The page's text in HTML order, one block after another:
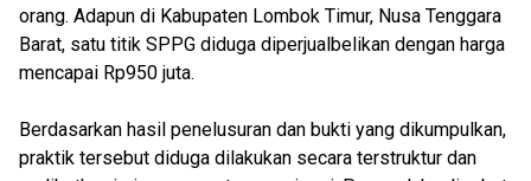
orang. Adapun di Kabupaten Lombok Timur, Nusa Tenggara
Barat, satu titik SPPG diduga diperjualbelikan dengan harga
mencapai Rp950 juta.
Berdasarkan hasil penelusuran dan bukti yang dikumpulkan,
praktik tersebut diduga dilakukan secara terstruktur dan